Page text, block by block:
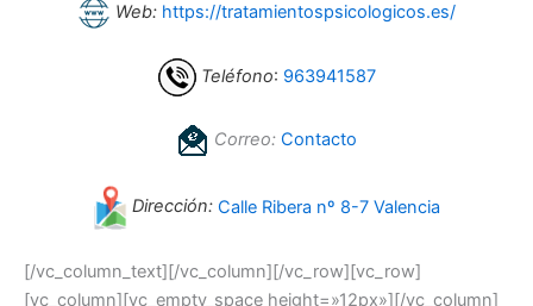
Web: https://tratamientospsicologicos.es/
Teléfono: 963941587
Correo: Contacto
Dirección: Calle Ribera nº 8-7 Valencia
[/vc_column_text][/vc_column][/vc_row][vc_row]
[vc_column][vc_empty_space height=»12px»][/vc_column]